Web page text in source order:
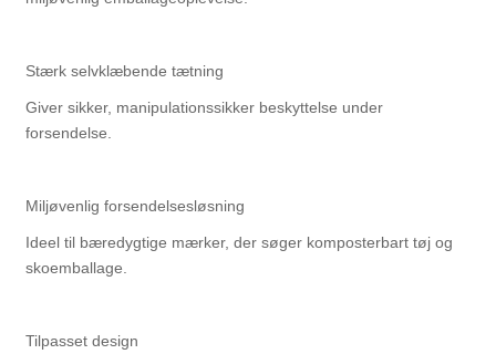
Stærk selvklæbende tætning
Giver sikker, manipulationssikker beskyttelse under
forsendelse.
Miljøvenlig forsendelsesløsning
Ideel til bæredygtige mærker, der søger komposterbart tøj og
skoemballage.
Tilpasset design